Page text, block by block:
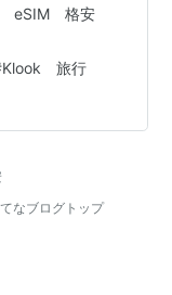
の使い方と感想
購入して使っ
リット デメリ
？？と言う方も
を…
eSIM 格安
Klook 旅行
なブログトップ